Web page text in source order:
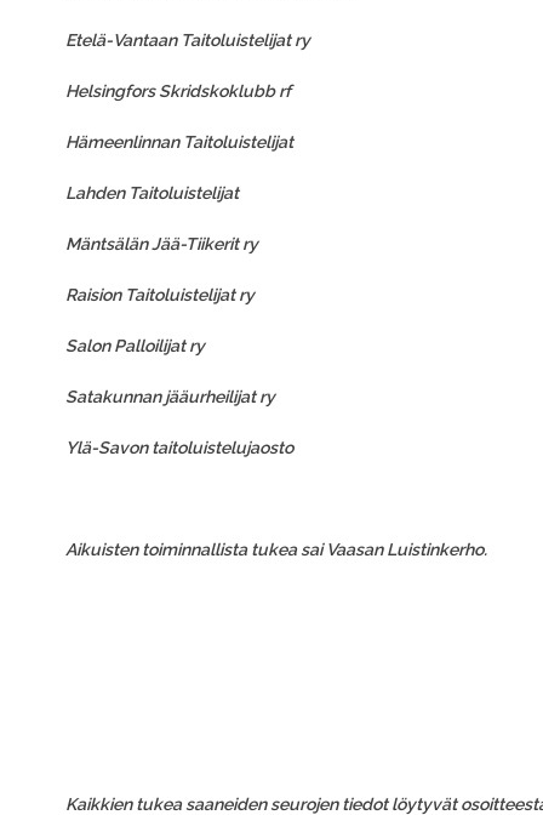
Etelä-Vantaan Taitoluistelijat ry
Helsingfors Skridskoklubb rf
Hämeenlinnan Taitoluistelijat
Lahden Taitoluistelijat
Mäntsälän Jää-Tiikerit ry
Raision Taitoluistelijat ry
Salon Palloilijat ry
Satakunnan jääurheilijat ry
Ylä-Savon taitoluistelujaosto
Aikuisten toiminnallista tukea sai Vaasan Luistinkerho.
Kaikkien tukea saaneiden seurojen tiedot löytyvät